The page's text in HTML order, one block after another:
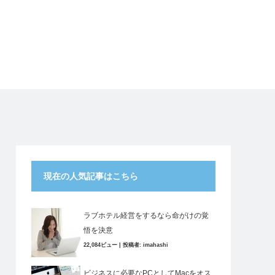
現在の人気記事はこちら
ラブホテル経営をするなら命がけの覚
悟を決意
22,084ビュー 投稿者: imahashi
ビジネスに必要なPCとしてMacをオス